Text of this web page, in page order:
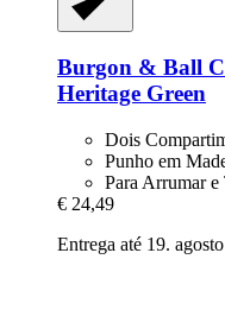
Burgon & Ball
Heritage Green
Dois
Punho em
Para Arrumar e
€ 24,49
Entrega até 19. agosto